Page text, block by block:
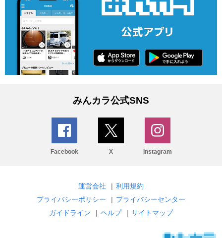
みんカラ公式SNS
Facebook X Instagram
運営会社 | 利用規約
プライバシーポリシー
| プライバシーセンター
ガイドライン
| ヘルプ | サイトマップ